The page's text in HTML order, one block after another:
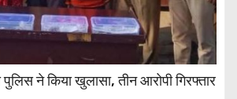
पुलिस ने किया खुलासा, तीन आरोपी गिरफ्तार